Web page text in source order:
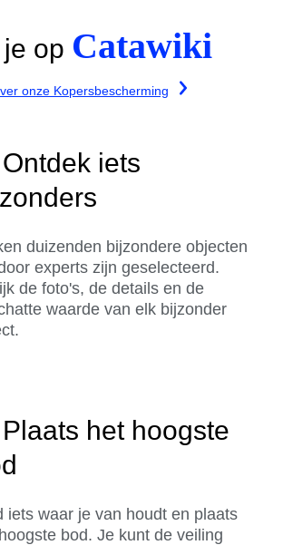
op Catawiki
onze Kopersbescherming
Ontdek iets
duizenden bijzondere objecten
experts zijn geselecteerd.
de foto's, de details en de
waarde van elk bijzonder
Plaats het hoogste
iets waar je van houdt en plaats
bod. Je kunt de veiling